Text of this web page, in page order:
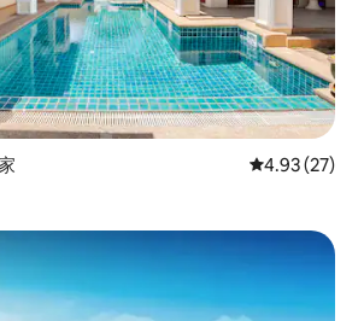
レビュー27
4.93 (27)